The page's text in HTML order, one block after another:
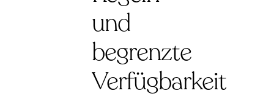
und
begrenzte
Verfügbarkeit